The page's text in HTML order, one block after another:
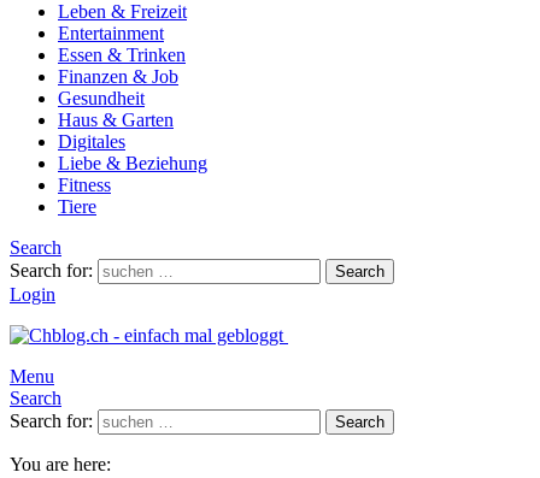
Leben & Freizeit
Entertainment
Essen & Trinken
Finanzen & Job
Gesundheit
Haus & Garten
Digitales
Liebe & Beziehung
Fitness
Tiere
Search
Search for:
Search
Login
Menu
Search
Search for:
Search
You are here: